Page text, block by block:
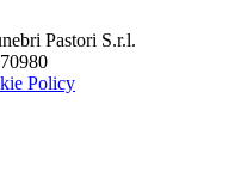
Pastori S.r.l.
Policy